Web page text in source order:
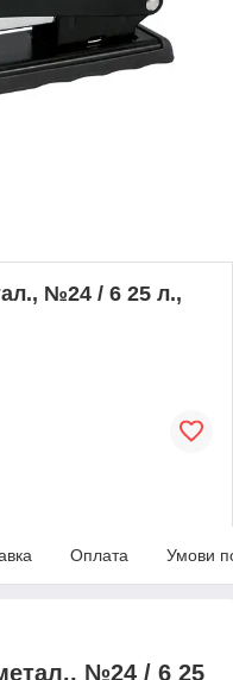
№24 / 6 25 л.,
Оплата Умови
№24 / 6 25